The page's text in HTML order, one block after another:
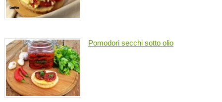
Pomodori secchi sotto olio